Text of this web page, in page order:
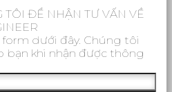
TÔI ĐỂ NHẬN TƯ VẤN VỀ
dưới đây. Chúng tôi
bạn khi nhận được thông